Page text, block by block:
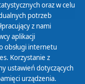
04 05
oraz w celu
potrzeb
z nami
aplikacji
obsługi internetu
Korzystanie z
ustawień dotyczących
urządzenia.